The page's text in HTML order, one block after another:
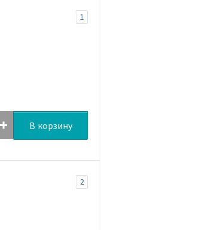
1
В корзину
2